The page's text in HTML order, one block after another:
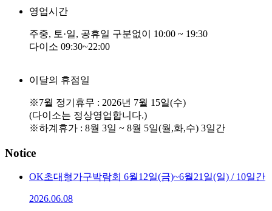
영업시간
주중, 토·일, 공휴일 구분없이 10:00 ~ 19:30
다이소 09:30~22:00
이달의 휴점일
※7월 정기휴무 : 2026년 7월 15일(수)
(다이소는 정상영업합니다.)
※하계휴가 : 8월 3일 ~ 8월 5일(월,화,수) 3일간
Notice
OK초대형가구박람회 6월12일(금)~6월21일(일) / 10일간
2026.06.08